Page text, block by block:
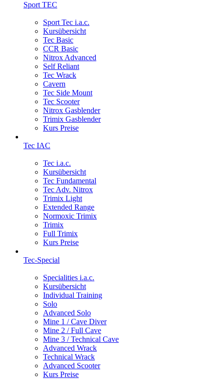
Sport TEC
Sport Tec i.a.c.
Kursübersicht
Tec Basic
CCR Basic
Nitrox Advanced
Self Reliant
Tec Wrack
Cavern
Tec Side Mount
Tec Scooter
Nitrox Gasblender
Trimix Gasblender
Kurs Preise
Tec IAC
Tec i.a.c.
Kursübersicht
Tec Fundamental
Tec Adv. Nitrox
Trimix Light
Extended Range
Normoxic Trimix
Trimix
Full Trimix
Kurs Preise
Tec-Special
Specialities i.a.c.
Kursübersicht
Individual Training
Solo
Advanced Solo
Mine 1 / Cave Diver
Mine 2 / Full Cave
Mine 3 / Technical Cave
Advanced Wrack
Technical Wrack
Advanced Scooter
Kurs Preise